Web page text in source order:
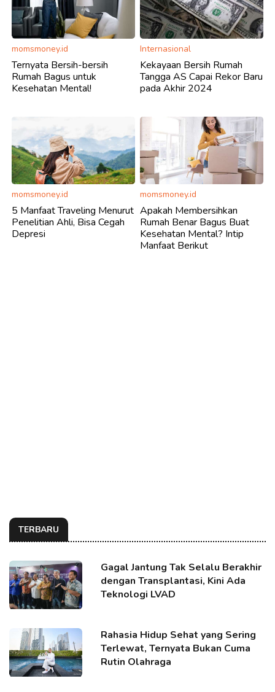
momsmoney.id
Ternyata Bersih-bersih
Rumah Bagus untuk
Kesehatan Mental!
Internasional
Kekayaan Bersih Rumah
Tangga AS Capai Rekor Baru
pada Akhir 2024
momsmoney.id
5 Manfaat Traveling Menurut
Penelitian Ahli, Bisa Cegah
Depresi
momsmoney.id
Apakah Membersihkan
Rumah Benar Bagus Buat
Kesehatan Mental? Intip
Manfaat Berikut
TERBARU
Gagal Jantung Tak Selalu Berakhir
dengan Transplantasi, Kini Ada
Teknologi LVAD
Rahasia Hidup Sehat yang Sering
Terlewat, Ternyata Bukan Cuma
Rutin Olahraga